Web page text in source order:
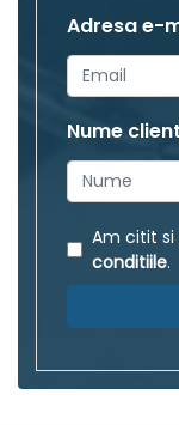
Adresa e-
Nume client
Am citit
conditiile.